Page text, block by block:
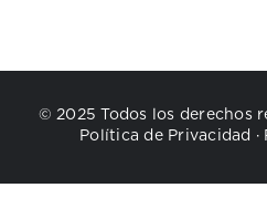
© 2025 Todos los derechos
Política de Privacidad ·